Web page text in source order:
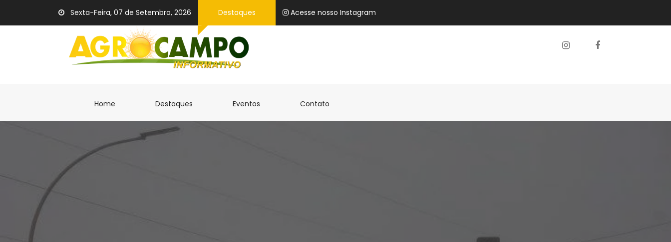
Sexta-Feira, 07 de Setembro, 2026 Destaques Acesse nosso Instagram
Home Destaques Eventos Contato